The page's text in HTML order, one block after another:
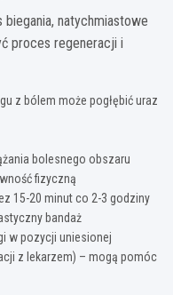
natychmiastowe
proces regeneracji i
z bólem może pogłębić uraz
bolesnego obszaru
fizyczną
15-20 minut co 2-3 godziny
bandaż
w pozycji uniesionej
z lekarzem) – mogą pomóc